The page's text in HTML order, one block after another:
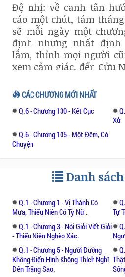
Đệ nhị: về canh tân
cáo một chút, tám
sẽ mỗi ngày một
định nhưng nhất định
lắm, thỉnh mọi người
xem cảm giác, đến Cửu
khái ta thì thực sự
cuối tháng nhiều năm
có muốn hay không tồn
mới trong lúc đoạn
người... Đệ tam: về sách
Sách mới đích thể tài
đường ở vẫn càng
định cùng với bị người
đến ngày hôm trước ta
nhận chính mình
viết ra cái dạng gì đích
rất nghiêm túc tự hỏi
tin tưởng hẳn là phù
lực đích điều kiện tốt
tưởng mình có thể viết
CÁC CHƯƠNG MỚI NHẤT
Q.6 - Chương 130 - Kết Cục
Xử
Q.6 - Chương 105 - Một Đêm, Có
Chuyện
Danh
Q.1 - Chương 1 - Vị Thành Có
Mưa, Thiếu Niên Có Tỳ Nữ .
Tự
Q.1 - Chương 3 - Nói Giỏi Viết Giỏi
- Thiếu Niên Nghèo Xác.
Q.1 - Chương 5 - Người Đường
Không Điển Hình Không Thích Nghĩ
Đến Trăng Sao.